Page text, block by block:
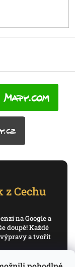
z Cechu
na Google a
doupě! Každé
výpravy a tvořit